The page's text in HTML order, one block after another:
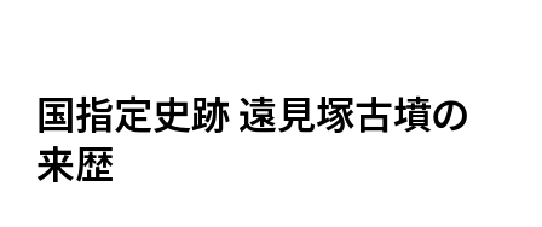
国指定史跡 遠見塚古墳の
来歴